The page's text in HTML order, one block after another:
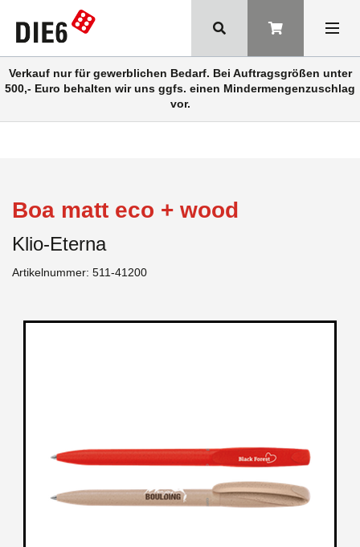
Verkauf nur für gewerblichen Bedarf. Bei Auftragsgrößen unter
500,- Euro behalten wir uns ggfs. einen Mindermengenzuschlag
vor.
Boa matt eco + wood
Klio-Eterna
Artikelnummer: 511-41200